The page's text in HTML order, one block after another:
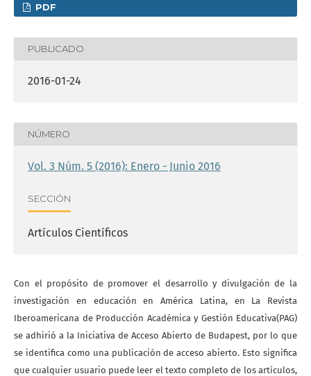
PDF
PUBLICADO
2016-01-24
NÚMERO
Vol. 3 Núm. 5 (2016): Enero - Junio 2016
SECCIÓN
Artículos Científicos
Con el propósito de promover el desarrollo y divulgación de la
investigación en educación en América Latina, en La Revista
Iberoamericana de Producción Académica y Gestión Educativa(PAG)
se adhirió a la Iniciativa de Acceso Abierto de Budapest, por lo que
se identifica como una publicación de acceso abierto. Esto significa
que cualquier usuario puede leer el texto completo de los artículos,